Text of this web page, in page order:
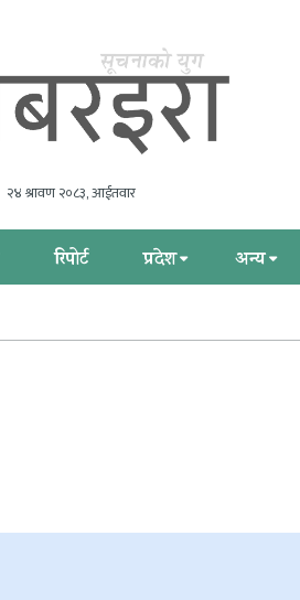
२४ श्रावण २०८३, आईतवार
रिपोर्ट प्रदेश अन्य